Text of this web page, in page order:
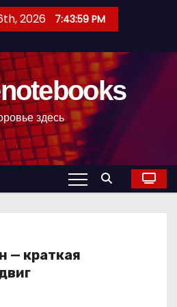
2026 7:44:00 PM
здесь
— краткая